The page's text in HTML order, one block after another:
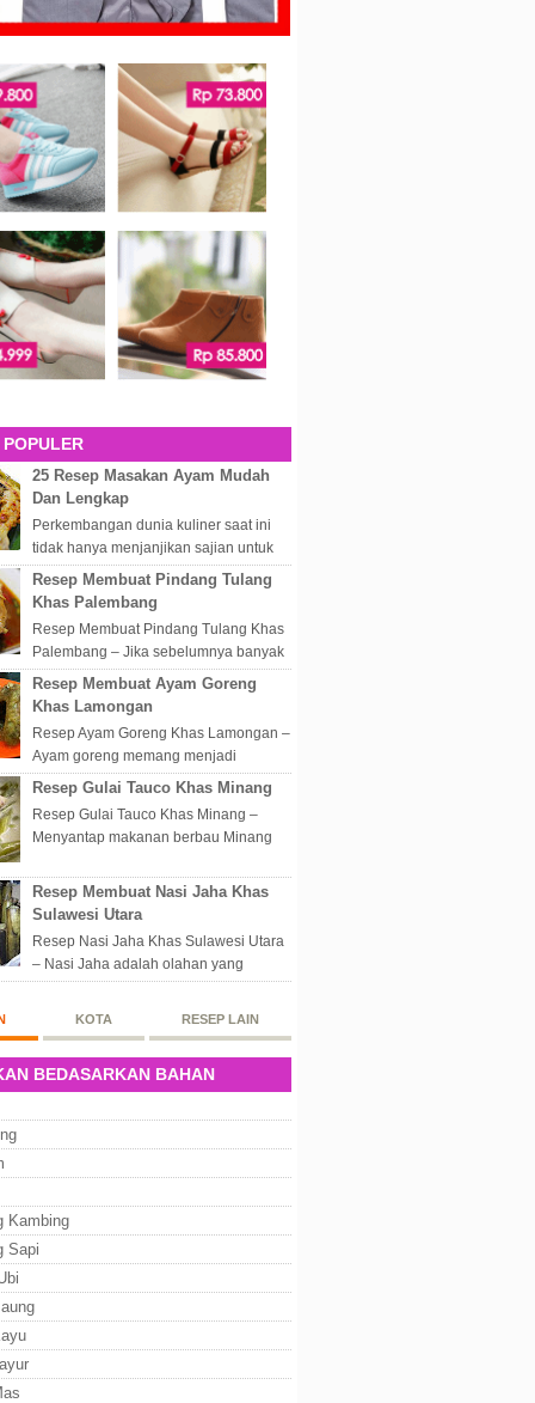
25 Resep Masakan Ayam Mudah
Dan Lengkap
Perkembangan dunia kuliner saat ini
tidak hanya menjanjikan sajian untuk
disantap nikmat sekali hap. Akan tetapi
lebih dari itu dunia kuline...
Resep Membuat Pindang Tulang
Khas Palembang
Resep Membuat Pindang Tulang Khas
Palembang – Jika sebelumnya banyak
masakan Palembang yang berbau
olahan laut, maka kali kita akan
Resep Membuat Ayam Goreng
Khas Lamongan
Resep Ayam Goreng Khas Lamongan –
Ayam goreng memang menjadi
makanan spesial di Indonesia.
Walaupun sederhana, mengingat
proses pembuatanny...
Resep Gulai Tauco Khas Minang
Resep Gulai Tauco Khas Minang –
Menyantap makanan berbau Minang
ketempatnya. Sekarang dengan
banyaknya...
Resep Membuat Nasi Jaha Khas
Sulawesi Utara
Resep Nasi Jaha Khas Sulawesi Utara
– Nasi Jaha adalah olahan yang
merupakan perpaduan antara beras
KOTA RESEP LAIN
BEDASARKAN BAHAN
Kambing
Sapi